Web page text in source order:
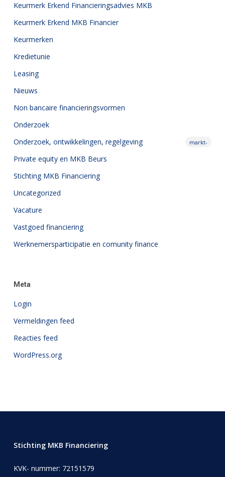
Keurmerk Erkend Financieringsadvies MKB
Keurmerk Erkend MKB Financier
Keurmerken
Kredietunie
Leasing
Nieuws
Non bancaire financieringsvormen
Onderzoek
Onderzoek,
markt-
ontwikkelingen, regelgeving
Private equity en MKB Beurs
Stichting MKB Financiering
Uncategorized
Vacature
Vastgoed financiering
Werknemersparticipatie en comunity finance
Meta
Login
Vermeldingen feed
Reacties feed
WordPress.org
Stichting MKB Financiering
KVK- nummer: 72151579